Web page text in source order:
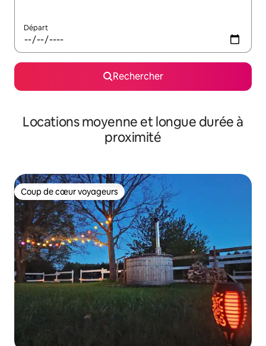
Départ
Rechercher
Locations moyenne et longue durée à
proximité
Coup de cœur voyageurs
Coup de cœur voyageurs